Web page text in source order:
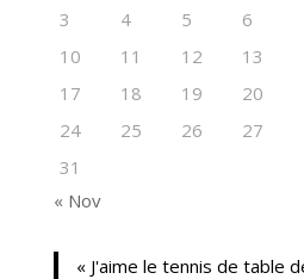
3
4 5 6
10
11 12 13
17
18 19 20
24
25 26 27
31
« Nov
« J'aime le tennis de table